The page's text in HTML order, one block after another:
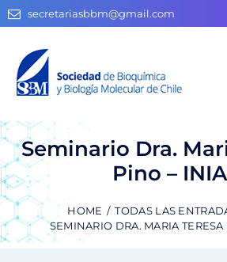
secretariasbbm@gmail.com
Seminario Dra.
Pino – INIA
HOME TODAS LAS
SEMINARIO DRA. MARIA